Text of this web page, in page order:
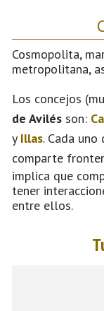
Cosmopolita,
metropolitana,
Los concejos
de Avilés son:
y Illas. Cada
comparte
implica que
tener
entre ellos.